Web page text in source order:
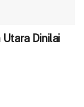
Dinilai